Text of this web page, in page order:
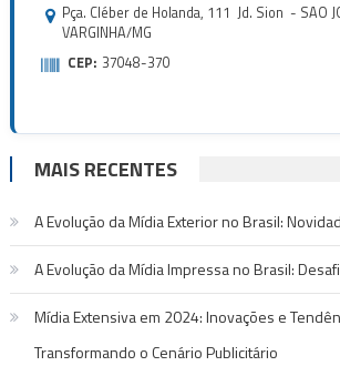
Pça. Cléber de Holanda, 111 Jd. Sion - SAO
VARGINHA/MG
CEP: 37048-370
MAIS RECENTES
A Evolução da Mídia Exterior no Brasil:
A Evolução da Mídia Impressa no Brasil:
Mídia Extensiva em 2024: Inovações e
Transformando o Cenário Publicitário